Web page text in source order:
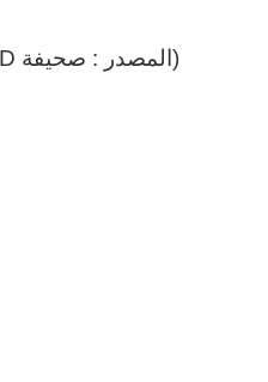
(المصدر : صحيفة MD)